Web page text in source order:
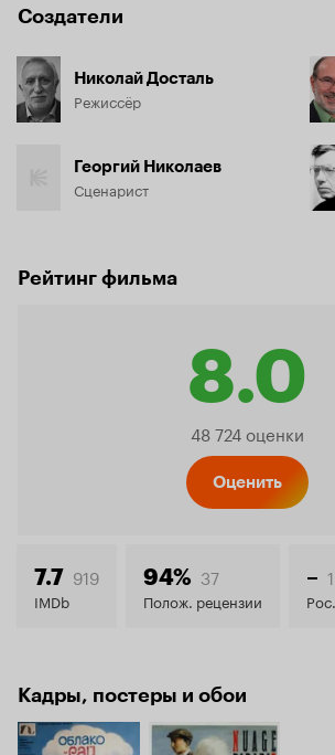
Создатели
Николай Досталь
Режиссёр
Георгий Николаев
Сценарист
Рейтинг фильма
8.0
8.0
48 724 оценки
Оценить
7.7 919
IMDb
94% 37
Полож. рецензии
– 1
Кадры, постеры и обои